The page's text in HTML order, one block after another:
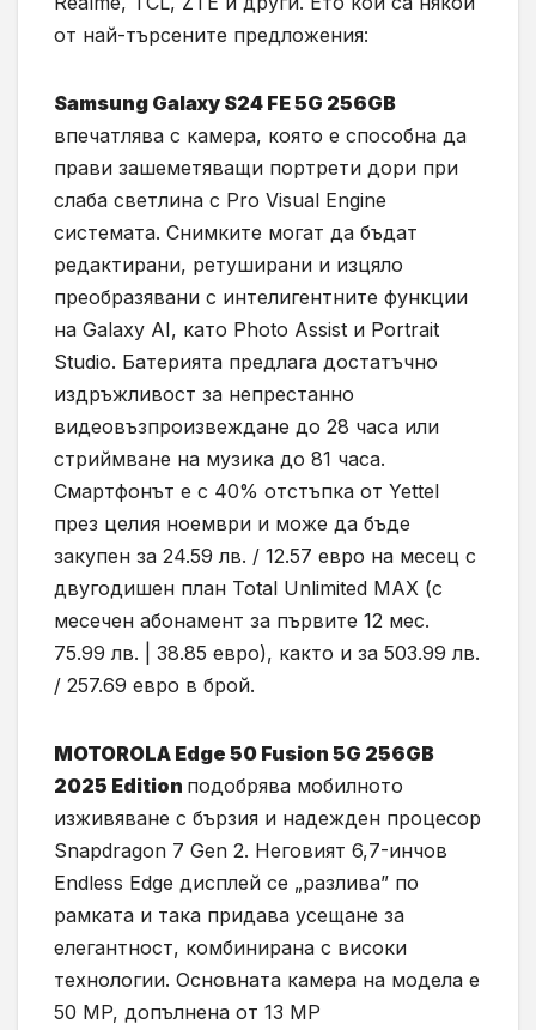
от най-търсените предложения:
Samsung Galaxy S24 FE 5G 256GB
впечатлява с камера, която е способна да
прави зашеметяващи портрети дори при
слаба светлина с Pro Visual Engine
системата. Снимките могат да бъдат
редактирани, ретуширани и изцяло
преобразявани с интелигентните функции
на Galaxy AI, като Photo Assist и Portrait
Studio. Батерията предлага достатъчно
издръжливост за непрестанно
видеовъзпроизвеждане до 28 часа или
стриймване на музика до 81 часа.
Смартфонът е с 40% отстъпка от Yettel
през целия ноември и може да бъде
закупен за 24.59 лв. / 12.57 евро на месец с
двугодишен план Total Unlimited MAX (с
месечен абонамент за първите 12 мес.
75.99 лв. | 38.85 евро), както и за 503.99 лв.
/ 257.69 евро в брой.
MOTOROLA Edge 50 Fusion 5G 256GB
2025 Edition подобрява мобилното
изживяване с бързия и надежден процесор
Snapdragon 7 Gen 2. Неговият 6,7-инчов
Endless Edge дисплей се „разлива” по
рамката и така придава усещане за
елегантност, комбинирана с високи
технологии. Основната камера на модела е
50 MP, допълнена от 13 MP